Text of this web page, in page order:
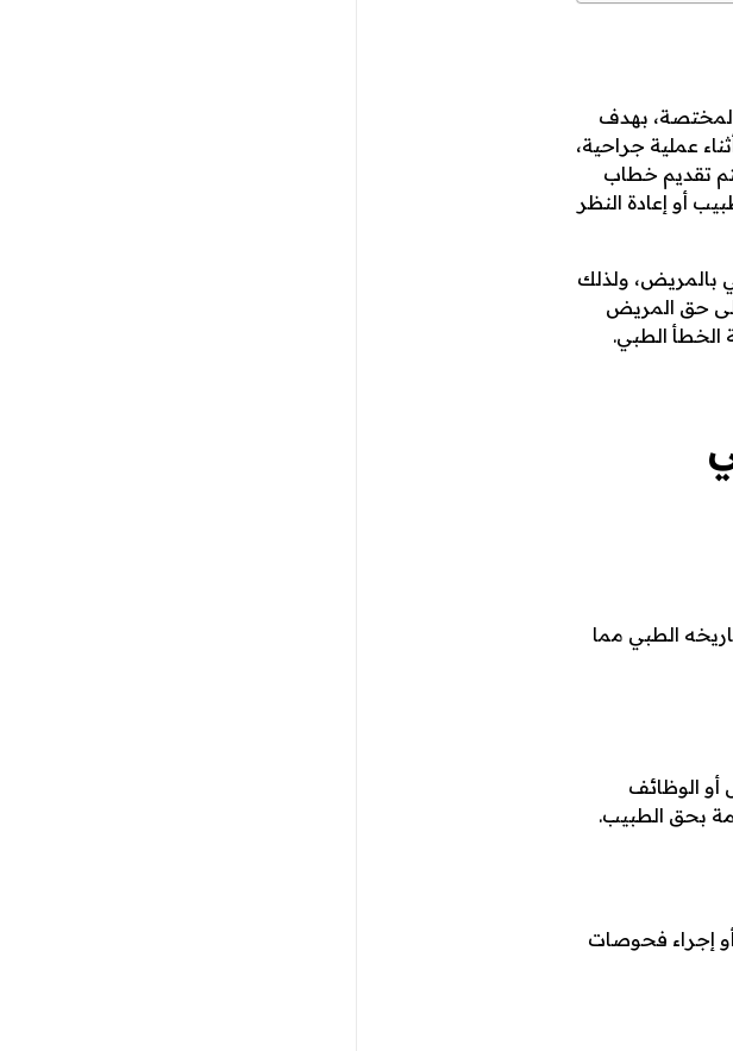
بهدف
عملية جراحية،
تقديم خطاب
أو إعادة النظر
بالمريض، ولذلك
على حق المريض
الخطأ الطبي.
الطبي مما
الوظائف
بحق الطبيب.
إجراء فحوصات